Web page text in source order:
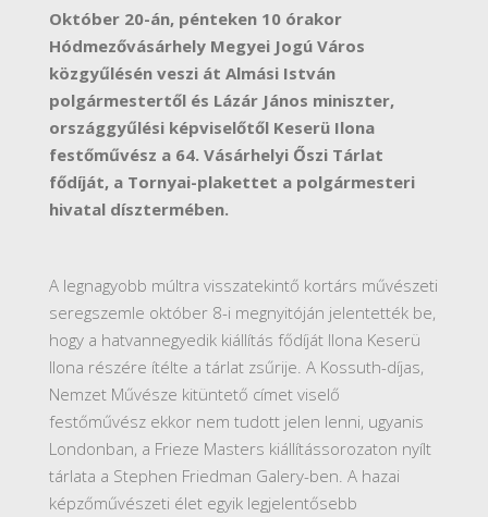
Október 20-án, pénteken 10 órakor
Hódmezővásárhely Megyei Jogú Város
közgyűlésén veszi át Almási István
polgármestertől és Lázár János miniszter,
országgyűlési képviselőtől Keserü Ilona
festőművész a 64. Vásárhelyi Őszi Tárlat
fődíját, a Tornyai-plakettet a polgármesteri
hivatal dísztermében.
A legnagyobb múltra visszatekintő kortárs művészeti
seregszemle október 8-i megnyitóján jelentették be,
hogy a hatvannegyedik kiállítás fődíját Ilona Keserü
Ilona részére ítélte a tárlat zsűrije. A Kossuth-díjas,
Nemzet Művésze kitüntető címet viselő
festőművész ekkor nem tudott jelen lenni, ugyanis
Londonban, a Frieze Masters kiállítássorozaton nyílt
tárlata a Stephen Friedman Galery-ben. A hazai
képzőművészeti élet egyik legjelentősebb